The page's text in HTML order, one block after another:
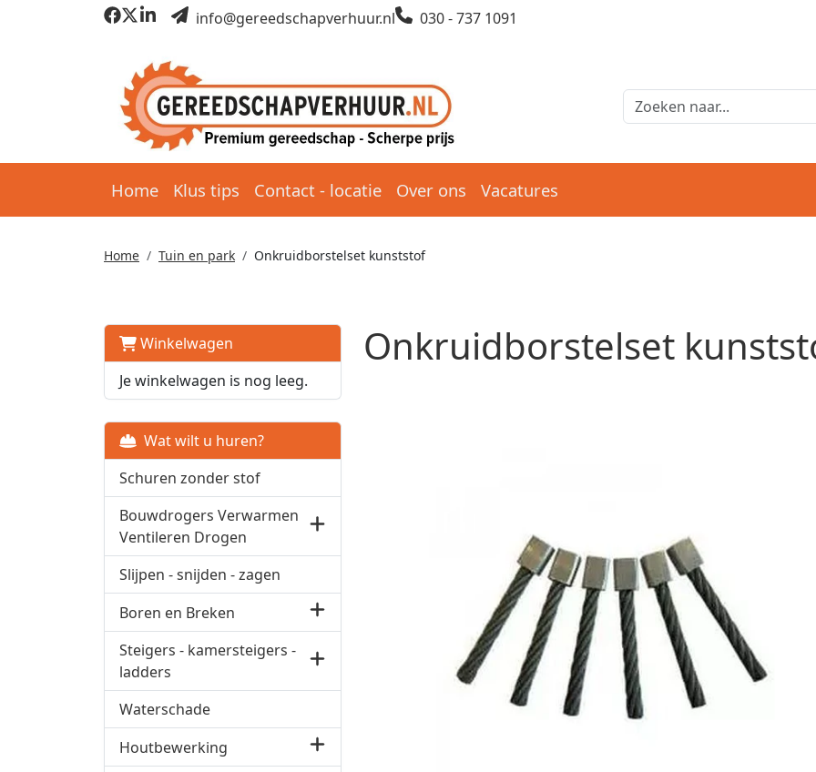
info@gereedschapverhuur.nl 030 - 737 1091
Home Klus tips Contact - locatie Over ons Vacatures
Home Tuin en park Onkruidborstelset kunststof
Winkelwagen
Je winkelwagen is nog leeg.
Wat wilt u huren?
Schuren zonder stof
Bouwdrogers Verwarmen
Ventileren Drogen
Slijpen - snijden - zagen
Boren en Breken
Steigers - kamersteigers -
ladders
Waterschade
Houtbewerking
Onkruidborstelset